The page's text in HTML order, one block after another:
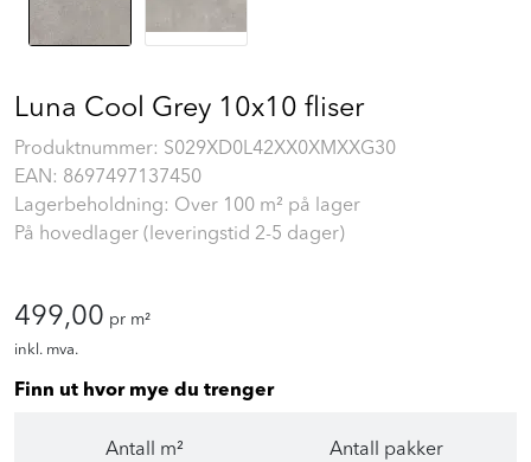
Luna Cool Grey 10x10 fliser
Produktnummer: S029XD0L42XX0XMXXG30
EAN: 8697497137450
Lagerbeholdning: Over 100 m² på lager
På hovedlager (leveringstid 2-5 dager)
499,00 pr m²
inkl. mva.
Finn ut hvor mye du trenger
Antall m² Antall pakker